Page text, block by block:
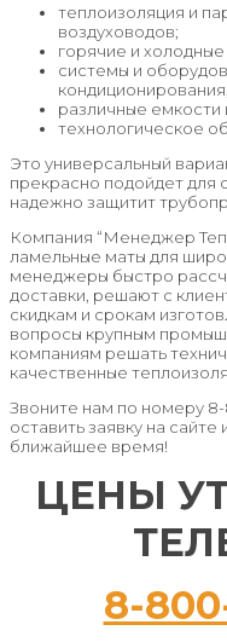
теплоизоляция и
воздуховодов;
горячие и
системы и
различные емкости
технологическое
Это универсальный
прекрасно подойдет для
надежно защитит
Компания “Менеджер
ламельные маты для
менеджеры быстро
доставки, решают с
скидкам и срокам
вопросы крупным
компаниям решать
качественные
Звоните нам по номеру
оставить заявку на
ближайшее время!
ЦЕНЫ
8-